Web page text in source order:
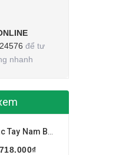
để tư
nhanh